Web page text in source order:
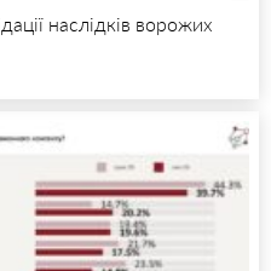
наслідків ворожих